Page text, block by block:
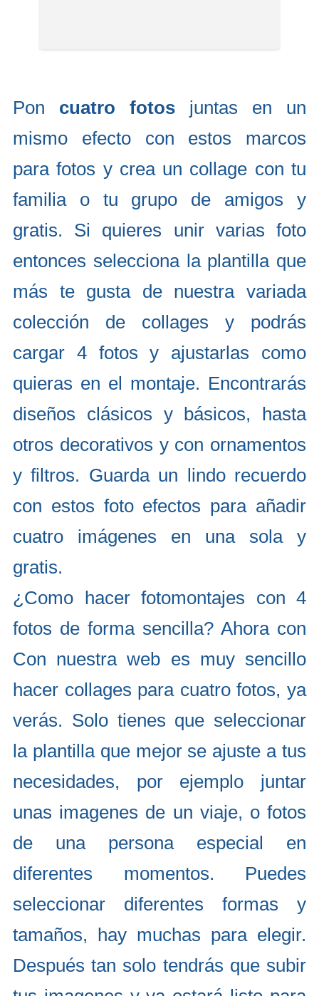
Pon cuatro fotos juntas en un
mismo efecto con estos marcos
para fotos y crea un collage con tu
familia o tu grupo de amigos y
gratis. Si quieres unir varias foto
entonces selecciona la plantilla que
más te gusta de nuestra variada
colección de collages y podrás
cargar 4 fotos y ajustarlas como
quieras en el montaje. Encontrarás
diseños clásicos y básicos, hasta
otros decorativos y con ornamentos
y filtros. Guarda un lindo recuerdo
con estos foto efectos para añadir
cuatro imágenes en una sola y
gratis.
¿Como hacer fotomontajes con 4
fotos de forma sencilla? Ahora con
Con nuestra web es muy sencillo
hacer collages para cuatro fotos, ya
verás. Solo tienes que seleccionar
la plantilla que mejor se ajuste a tus
necesidades, por ejemplo juntar
unas imagenes de un viaje, o fotos
de una persona especial en
diferentes momentos. Puedes
seleccionar diferentes formas y
tamaños, hay muchas para elegir.
Después tan solo tendrás que subir